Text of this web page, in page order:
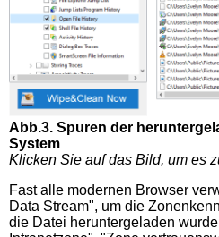
Abb.3. Spuren der
System
Klicken Sie auf das Bild, um es
Fast alle modernen Browser
Data Stream", um die
die Datei heruntergeladen